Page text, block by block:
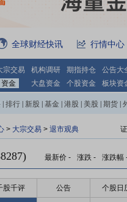
全球财经快讯 行情中心
宗交易 机构调研 期指持仓 公告大
资金 大盘资金 个股资金 板块资
排行 新股 基金 港股 美股 期货
> 大宗交易 > 退市观典
最新价 - 涨跌 - 涨跌幅
股千评 公告 个股日